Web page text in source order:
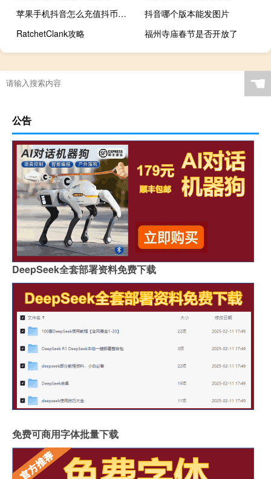
苹果手机抖音怎么充值抖币充不
抖音哪个版本能发图片
RatchetClank攻略
福州寺庙春节是否开放了
☚
公告
DeepSeek全套部署资料免费下载
免费可商用字体批量下载